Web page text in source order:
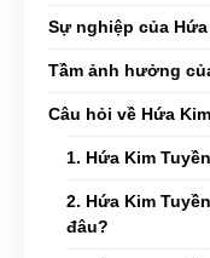
Sự nghiệp của Hứa
Tầm ảnh hưởng
Câu hỏi về Hứa
1. Hứa Kim
2. Hứa Kim
đâu?